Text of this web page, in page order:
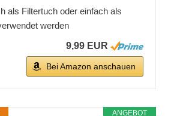
als Filtertuch oder einfach als
werden
9,99 EUR
Bei Amazon anschauen
ANGEBOT